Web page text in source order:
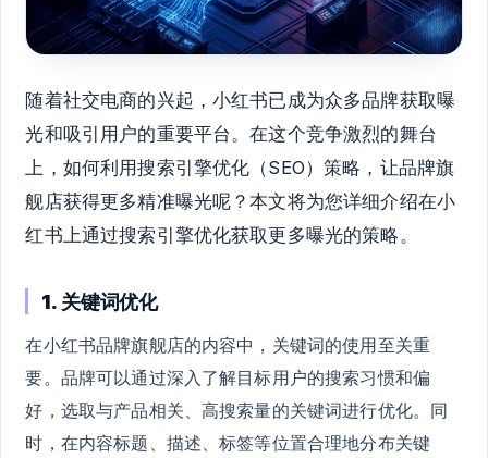
随着社交电商的兴起，小红书已成为众多品牌获取曝
光和吸引用户的重要平台。在这个竞争激烈的舞台
上，如何利用搜索引擎优化（SEO）策略，让品牌旗
舰店获得更多精准曝光呢？本文将为您详细介绍在小
红书上通过搜索引擎优化获取更多曝光的策略。
1. 关键词优化
在小红书品牌旗舰店的内容中，关键词的使用至关重
要。品牌可以通过深入了解目标用户的搜索习惯和偏
好，选取与产品相关、高搜索量的关键词进行优化。同
时，在内容标题、描述、标签等位置合理地分布关键